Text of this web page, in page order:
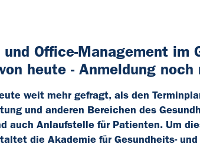
Office-Management im
heute - Anmeldung noch
weit mehr gefragt, als den
und anderen Bereichen des
auch Anlaufstelle für Patienten. Um
die Akademie für Gesundheits-